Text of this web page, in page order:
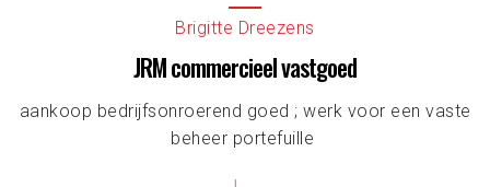
Brigitte Dreezens
JRM commercieel vastgoed
aankoop bedrijfsonroerend goed ; werk voor een vaste
beheer portefuille